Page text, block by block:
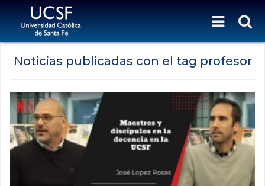
Noticias publicadas con el tag profesor